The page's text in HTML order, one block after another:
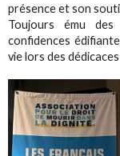
présence et son
Toujours ému
confidences
vie lors des